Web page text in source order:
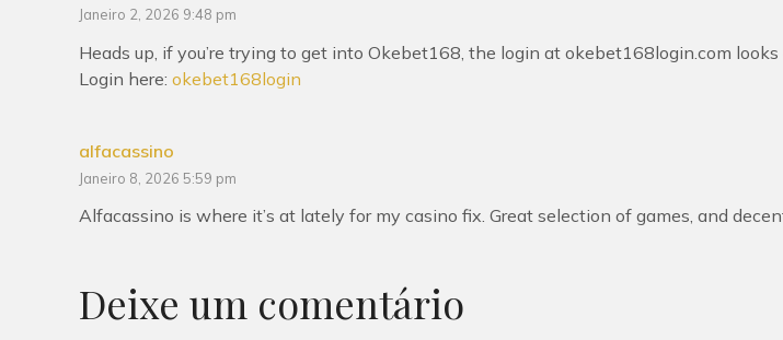
Janeiro 2, 2026 9:48 pm
Heads up, if you’re trying to get into Okebet168, the login at okebet168login.com looks
Login here: okebet168login
alfacassino
Janeiro 8, 2026 5:59 pm
Alfacassino is where it’s at lately for my casino fix. Great selection of games, and
Deixe um comentário